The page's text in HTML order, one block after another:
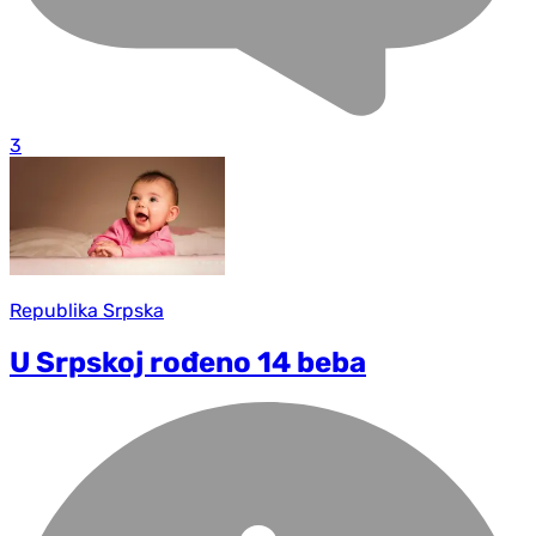
3
Republika Srpska
U Srpskoj rođeno 14 beba